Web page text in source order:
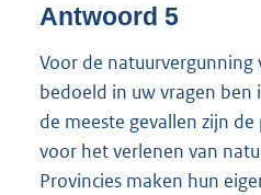
Antwoord 5
Voor de natuurvergunning
bedoeld in uw vragen ben
de meeste gevallen zijn
voor het verlenen van
Provincies maken hun